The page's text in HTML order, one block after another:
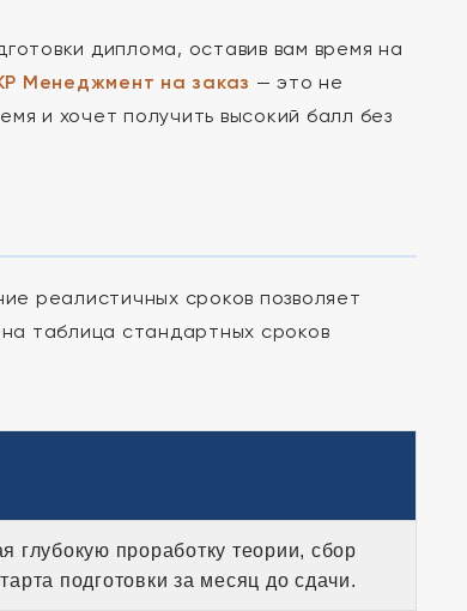
диплома, оставив вам время на
Менеджмент на заказ — это не
и хочет получить высокий балл без
реалистичных сроков позволяет
таблица стандартных сроков
глубокую проработку теории, сбор
подготовки за месяц до сдачи.